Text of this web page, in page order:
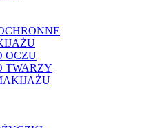
OCZU
TWARZY